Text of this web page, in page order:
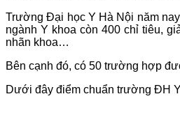
Trường Đại học Y Hà Nội năm
ngành Y khoa còn 400 chỉ tiêu,
nhãn khoa…
Bên cạnh đó, có 50 trường hợp
Dưới đây điểm chuẩn trường ĐH